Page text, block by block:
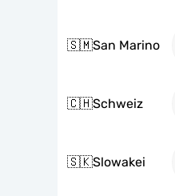
🇸🇲San Marino
🇨🇭Schweiz
🇸🇰Slowakei